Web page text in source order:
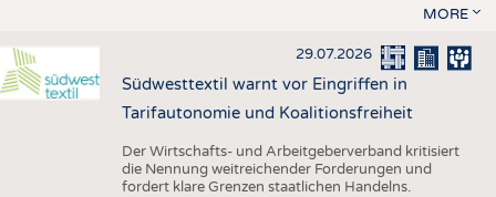
MORE
29.07.2026
Südwesttextil warnt vor Eingriffen in
Tarifautonomie und Koalitionsfreiheit
Der Wirtschafts- und Arbeitgeberverband kritisiert
die Nennung weitreichender Forderungen und
fordert klare Grenzen staatlichen Handelns.